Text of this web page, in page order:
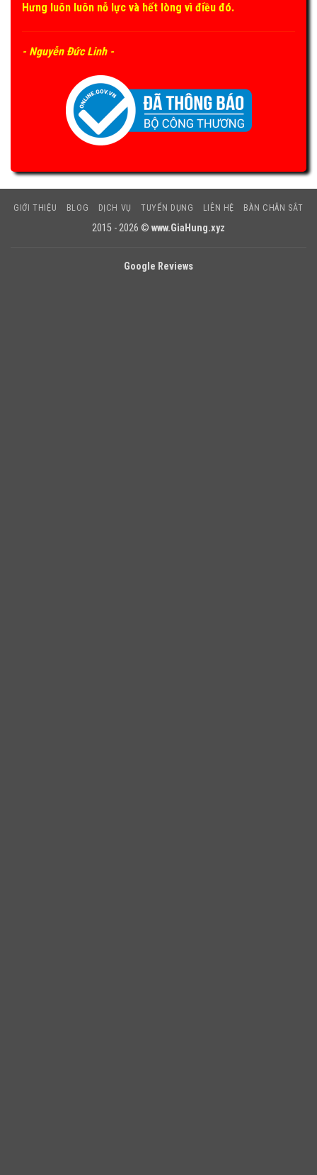
Hưng luôn luôn nỗ lực và hết lòng vì điều đó.
- Nguyễn Đức Linh -
GIỚI THIỆU BLOG DỊCH VỤ TUYỂN DỤNG LIÊN HỆ BÀN CHÂN SẮT
2015 - 2026 © www.GiaHung.xyz
Google Reviews